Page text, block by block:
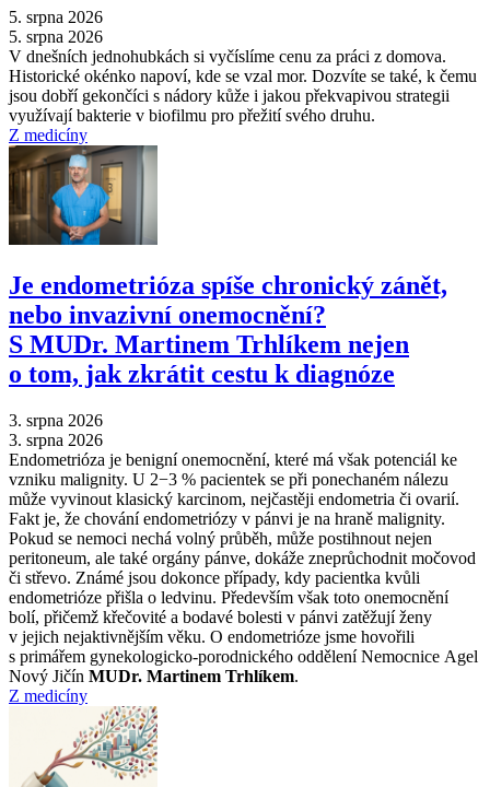
5. srpna 2026
5. srpna 2026
V dnešních jednohubkách si vyčíslíme cenu za práci z domova.
Historické okénko napoví, kde se vzal mor. Dozvíte se také, k čemu
jsou dobří gekončíci s nádory kůže i jakou překvapivou strategii
využívají bakterie v biofilmu pro přežití svého druhu.
Z medicíny
Je endometrióza spíše chronický zánět,
nebo invazivní onemocnění?
S MUDr. Martinem Trhlíkem nejen
o tom, jak zkrátit cestu k diagnóze
3. srpna 2026
3. srpna 2026
Endometrióza je benigní onemocnění, které má však potenciál ke
vzniku malignity. U 2−3 % pacientek se při ponechaném nálezu
může vyvinout klasický karcinom, nejčastěji endometria či ovarií.
Fakt je, že chování endometriózy v pánvi je na hraně malignity.
Pokud se nemoci nechá volný průběh, může postihnout nejen
peritoneum, ale také orgány pánve, dokáže zneprůchodnit močovod
či střevo. Známé jsou dokonce případy, kdy pacientka kvůli
endometrióze přišla o ledvinu. Především však toto onemocnění
bolí, přičemž křečovité a bodavé bolesti v pánvi zatěžují ženy
v jejich nejaktivnějším věku. O endometrióze jsme hovořili
s primářem gynekologicko-porodnického oddělení Nemocnice Agel
Nový Jičín MUDr. Martinem Trhlíkem.
Z medicíny